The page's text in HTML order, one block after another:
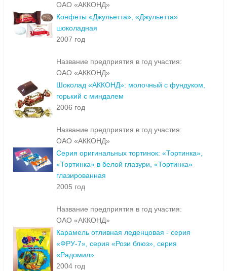
ОАО «АККОНД»
Конфеты «Джульетта», «Джульетта»
шоколадная
2007 год
Название предприятия в год участия:
ОАО «АККОНД»
Шоколад «АККОНД»: молочный с фундуком,
горький с миндалем
2006 год
Название предприятия в год участия:
ОАО «АККОНД»
Серия оригинальных тортинок: «Тортинка»,
«Тортинка» в белой глазури, «Тортинка»
глазированная
2005 год
Название предприятия в год участия:
ОАО «АККОНД»
Карамель отливная леденцовая - серия
«ФРУ-7», серия «Рози блюз», серия
«Радомил»
2004 год